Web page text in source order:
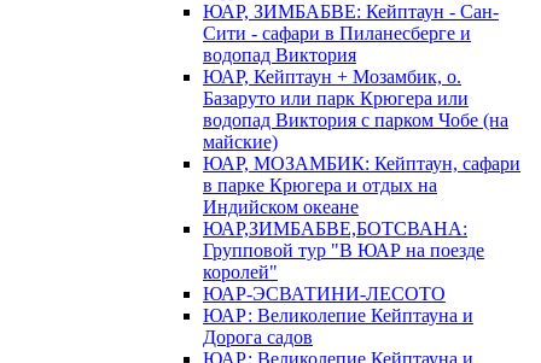
ЮАР, ЗИМБАБВЕ: Кейптаун - Сан-
Сити - сафари в Пиланесберге и
водопад Виктория
ЮАР, Кейптаун + Мозамбик, о.
Базаруто или парк Крюгера или
водопад Виктория с парком Чобе (на
майские)
ЮАР, МОЗАМБИК: Кейптаун, сафари
в парке Крюгера и отдых на
Индийском океане
ЮАР,ЗИМБАБВЕ,БОТСВАНА:
Групповой тур "В ЮАР на поезде
королей"
ЮАР-ЭСВАТИНИ-ЛЕСОТО
ЮАР: Великолепие Кейптауна и
Дорога садов
ЮАР: Великолепие Кейптауна и